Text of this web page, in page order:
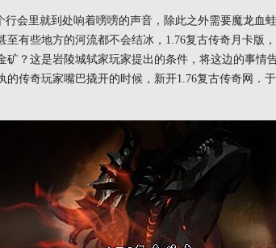
会里就到处响着嗙嗙的声音，除此之外需要魔龙血
至有些地方的河流都不会结冰，1.76复古传奇月卡版
矿？这是岩陵城轼家玩家提出的条件，将这边的事情
的传奇玩家嘴巴撬开的时候，新开1.76复古传奇网．